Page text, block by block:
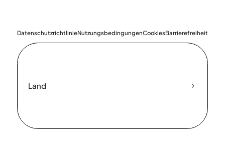
DatenschutzrichtlinieNutzungsbedingungenCookiesBarrierefreiheit
Land